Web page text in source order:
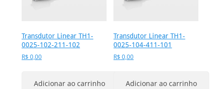
Transdutor Linear TH1-
0025-102-211-102
R$ 0,00
Adicionar ao carrinho
Transdutor Linear TH1-
0025-104-411-101
R$ 0,00
Adicionar ao carrinho